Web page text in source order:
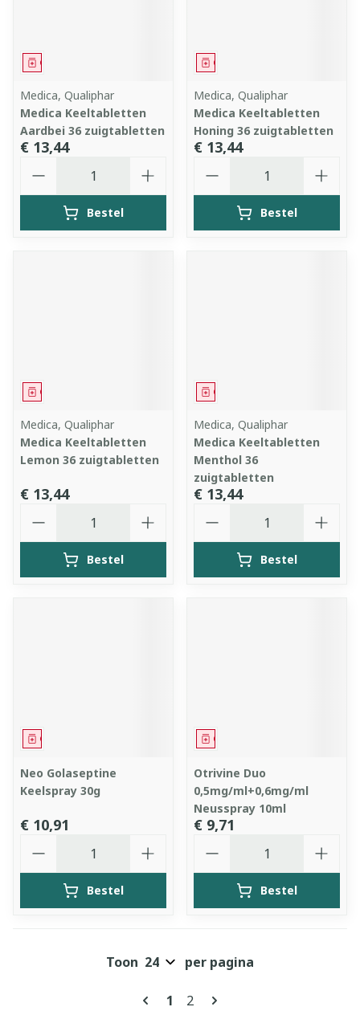
Geneesmiddel
Medica, Qualiphar
Medica Keeltabletten
Aardbei 36 zuigtabletten
€ 13,44
Bestel
Geneesmiddel
Medica, Qualiphar
Medica Keeltabletten
Honing 36 zuigtabletten
€ 13,44
Bestel
Geneesmiddel
Medica, Qualiphar
Medica Keeltabletten
Lemon 36 zuigtabletten
€ 13,44
Bestel
Geneesmiddel
Medica, Qualiphar
Medica Keeltabletten
Menthol 36
zuigtabletten
€ 13,44
Bestel
Geneesmiddel
Neo Golaseptine
Keelspray 30g
€ 10,91
Bestel
Geneesmiddel
Otrivine Duo
0,5mg/ml+0,6mg/ml
Neusspray 10ml
€ 9,71
Bestel
Pagina's
U lees momenteel pagina
1 Pagina
2
Toon per pagina